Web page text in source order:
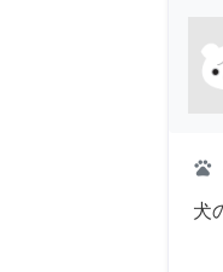
pets
犬